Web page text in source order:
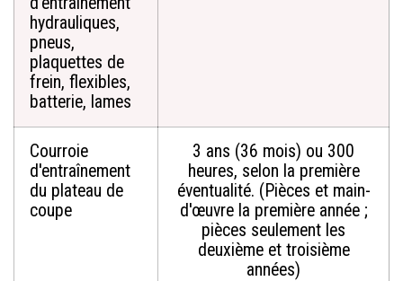
hydrauliques,
pneus,
plaquettes de
frein, flexibles,
batterie, lames
Courroie
d'entraînement
du plateau de
coupe
3 ans (36 mois) ou 300
heures, selon la première
éventualité. (Pièces et main-
d'œuvre la première année ;
pièces seulement les
deuxième et troisième
années)